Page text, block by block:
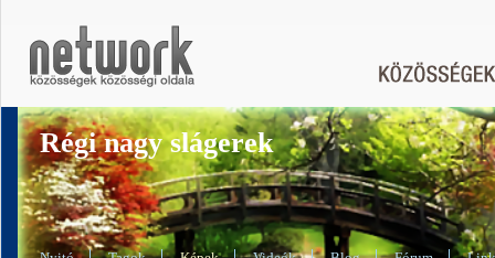
Régi nagy slágerek